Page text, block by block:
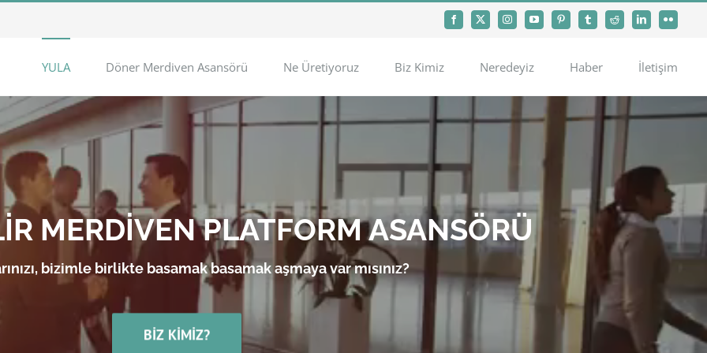
Facebook
X InstagramYouTubePinterestTumblrReddit LinkedInFlickr
YULA Döner Merdiven Asansörü Ne Üretiyoruz Biz Kimiz Neredeyiz Haber İletişim
MERDİVEN PLATFORM ASANSÖRÜ
bizimle birlikte basamak basamak aşmaya var mısınız?
BIZ KIMIZ?